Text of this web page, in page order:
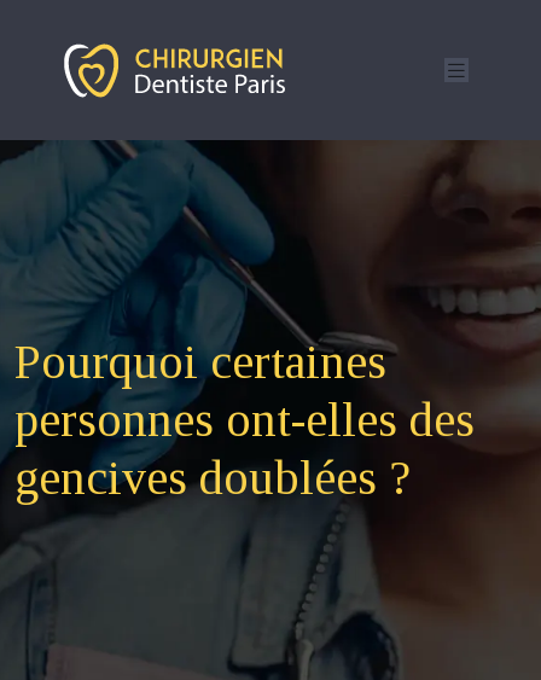
Pourquoi certaines
personnes ont-elles des
gencives doublées ?